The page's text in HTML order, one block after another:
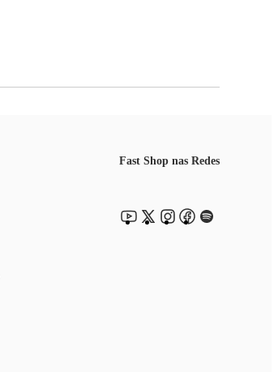
Fast Shop nas Redes